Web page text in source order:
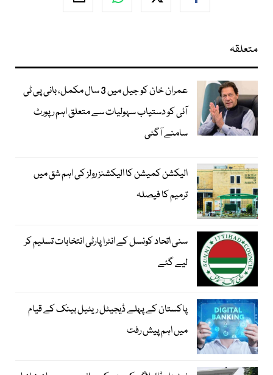
متعلقہ
عمران خان کو جیل میں 3 سال مکمل، بانی پی ٹی
آئی کو دستیاب سہولیات سے متعلق اہم رپورٹ
سامنے آگئی
الیکشن کمیشن کا الیکشنز رولز کی اہم شق میں
ترمیم کا فیصلہ
سنی اتحاد کونسل کے انٹرا پارٹی انتخابات تسلیم کر
لیے گئے
پاکستان کے پہلے ڈیجیٹل ریٹیل بینک کے قیام
میں اہم پیش رفت